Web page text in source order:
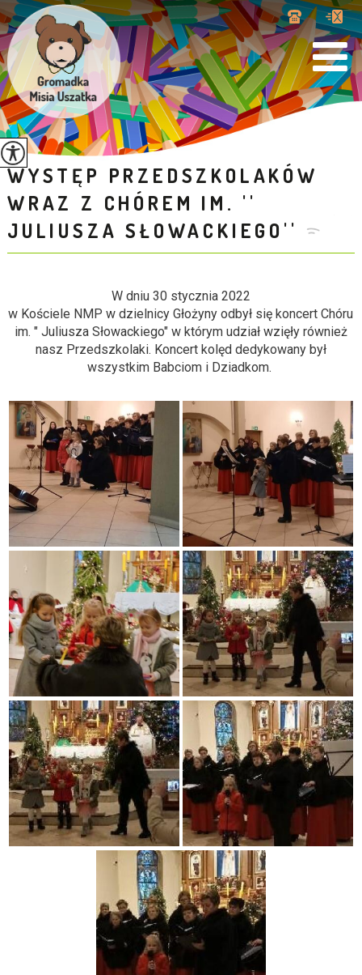
WYSTĘP PRZEDSZKOLAKÓW
WRAZ Z CHÓREM IM. ''
JULIUSZA SŁOWACKIEGO''
W dniu 30 stycznia 2022
w Kościele NMP w dzielnicy Głożyny odbył się koncert Chóru
im. " Juliusza Słowackiego" w którym udział wzięły również
nasz Przedszkolaki. Koncert kolęd dedykowany był
wszystkim Babciom i Dziadkom.